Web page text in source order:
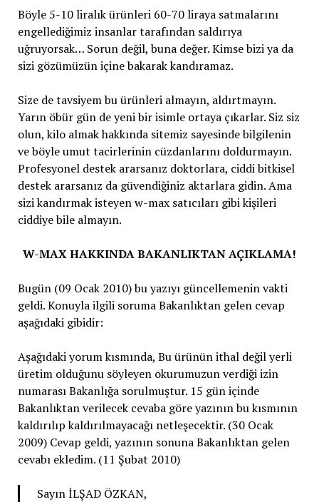
Böyle 5-10 liralık ürünleri 60-70 liraya satmalarını
engellediğimiz insanlar tarafından saldırıya
uğruyorsak… Sorun değil, buna değer. Kimse bizi ya da
sizi gözümüzün içine bakarak kandıramaz.
Size de tavsiyem bu ürünleri almayın, aldırtmayın.
Yarın öbür gün de yeni bir isimle ortaya çıkarlar. Siz siz
olun, kilo almak hakkında sitemiz sayesinde bilgilenin
ve böyle umut tacirlerinin cüzdanlarını doldurmayın.
Profesyonel destek ararsanız doktorlara, ciddi bitkisel
destek ararsanız da güvendiğiniz aktarlara gidin. Ama
sizi kandırmak isteyen w-max satıcıları gibi kişileri
ciddiye bile almayın.
W-MAX HAKKINDA BAKANLIKTAN AÇIKLAMA!
Bugün (09 Ocak 2010) bu yazıyı güncellemenin vakti
geldi. Konuyla ilgili soruma Bakanlıktan gelen cevap
aşağıdaki gibidir:
Aşağıdaki yorum kısmında, Bu ürünün ithal değil yerli
üretim olduğunu söyleyen okurumuzun verdiği izin
numarası Bakanlığa sorulmuştur. 15 gün içinde
Bakanlıktan verilecek cevaba göre yazının bu kısmının
kaldırılıp kaldırılmayacağı netleşecektir. (30 Ocak
2009) Cevap geldi, yazının sonuna Bakanlıktan gelen
cevabı ekledim. (11 Şubat 2010)
Sayın İLŞAD ÖZKAN,